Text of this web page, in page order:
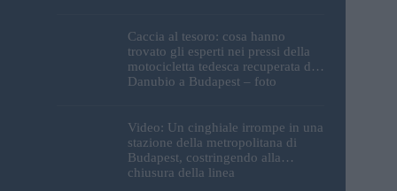
Caccia al tesoro: cosa hanno
trovato gli esperti nei pressi della
motocicletta tedesca recuperata dal
Danubio a Budapest – foto
Video: Un cinghiale irrompe in una
stazione della metropolitana di
Budapest, costringendo alla
chiusura della linea